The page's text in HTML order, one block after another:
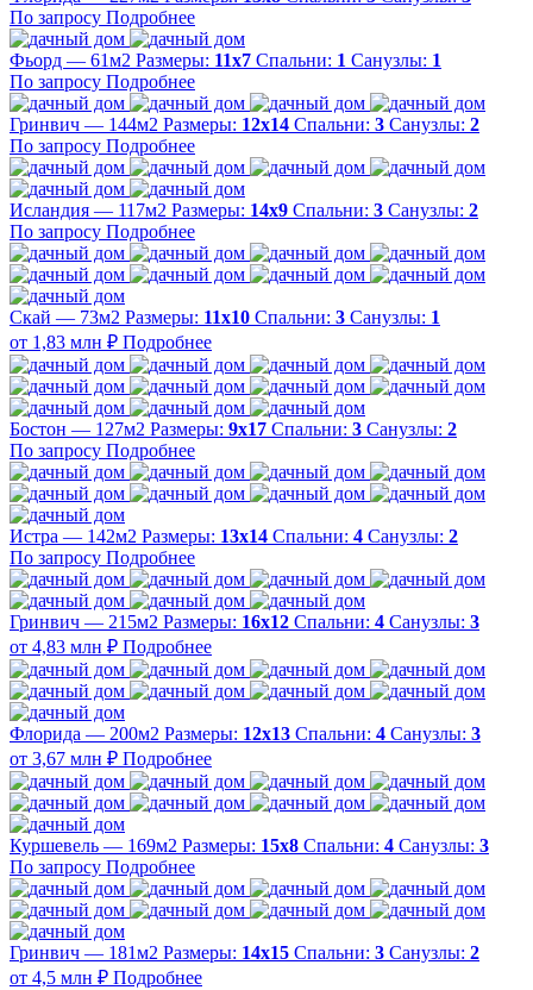
По запросу Подробнее
Фьорд — 61м2 Размеры: 11х7 Спальни: 1 Санузлы: 1
По запросу Подробнее
Гринвич — 144м2 Размеры: 12х14 Спальни: 3 Санузлы: 2
По запросу Подробнее
Исландия — 117м2 Размеры: 14х9 Спальни: 3 Санузлы: 2
По запросу Подробнее
Скай — 73м2 Размеры: 11х10 Спальни: 3 Санузлы: 1
от 1,83 млн ₽ Подробнее
Бостон — 127м2 Размеры: 9х17 Спальни: 3 Санузлы: 2
По запросу Подробнее
Истра — 142м2 Размеры: 13х14 Спальни: 4 Санузлы: 2
По запросу Подробнее
Гринвич — 215м2 Размеры: 16х12 Спальни: 4 Санузлы: 3
от 4,83 млн ₽ Подробнее
Флорида — 200м2 Размеры: 12х13 Спальни: 4 Санузлы: 3
от 3,67 млн ₽ Подробнее
Куршевель — 169м2 Размеры: 15х8 Спальни: 4 Санузлы: 3
По запросу Подробнее
Гринвич — 181м2 Размеры: 14х15 Спальни: 3 Санузлы: 2
от 4,5 млн ₽ Подробнее